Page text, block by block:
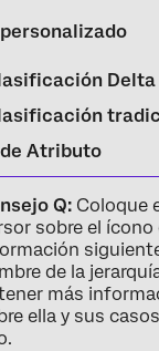
Delta
Atributo
Q: Coloque
sobre el ícono
de la
más
ella y sus